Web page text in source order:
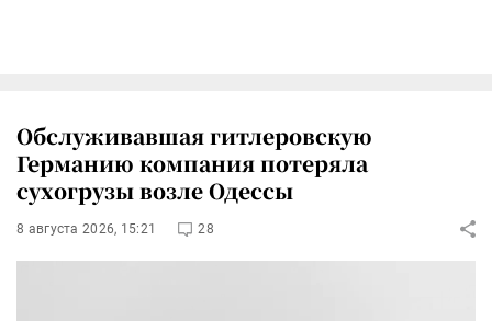
Обслуживавшая гитлеровскую
Германию компания потеряла
сухогрузы возле Одессы
8 августа 2026, 15:21 28